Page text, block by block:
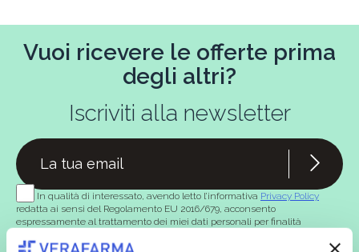
Vuoi ricevere le offerte prima
degli altri?
Iscriviti alla newsletter
In qualità di interessato, avendo letto l’informativa Privacy Policy
redatta ai sensi del Regolamento EU 2016/679, acconsento
espressamente al trattamento dei miei dati personali per finalità
marketing (con modalità telematiche - quali ad es. newsletter ed e-mail